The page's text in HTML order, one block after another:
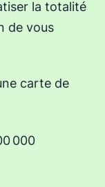
la totalité
de vous
carte de
000